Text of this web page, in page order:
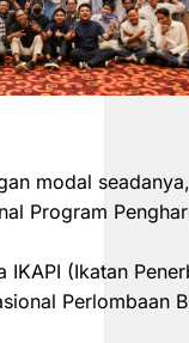
modal
Program
(Ikatan
Perlombaan